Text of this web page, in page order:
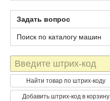
Задать вопрос
Поиск по каталогу машин
Штрих-
код
Найти товар по штрих-коду
Добавить штрих-код в корзину